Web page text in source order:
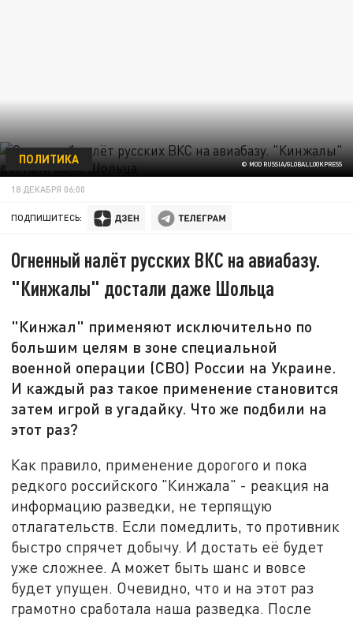
© MOD RUSSIA/GLOBALLOOKPRESS
ПОЛИТИКА
18 ДЕКАБРЯ 06:00
ПОДПИШИТЕСЬ:
Огненный налёт русских ВКС на авиабазу.
"Кинжалы" достали даже Шольца
"Кинжал" применяют исключительно по
большим целям в зоне специальной
военной операции (СВО) России на Украине.
И каждый раз такое применение становится
затем игрой в угадайку. Что же подбили на
этот раз?
Как правило, применение дорогого и пока
редкого российского "Кинжала" - реакция на
информацию разведки, не терпящую
отлагательств. Если помедлить, то противник
быстро спрячет добычу. И достать её будет
уже сложнее. А может быть шанс и вовсе
будет упущен. Очевидно, что и на этот раз
грамотно сработала наша разведка. После